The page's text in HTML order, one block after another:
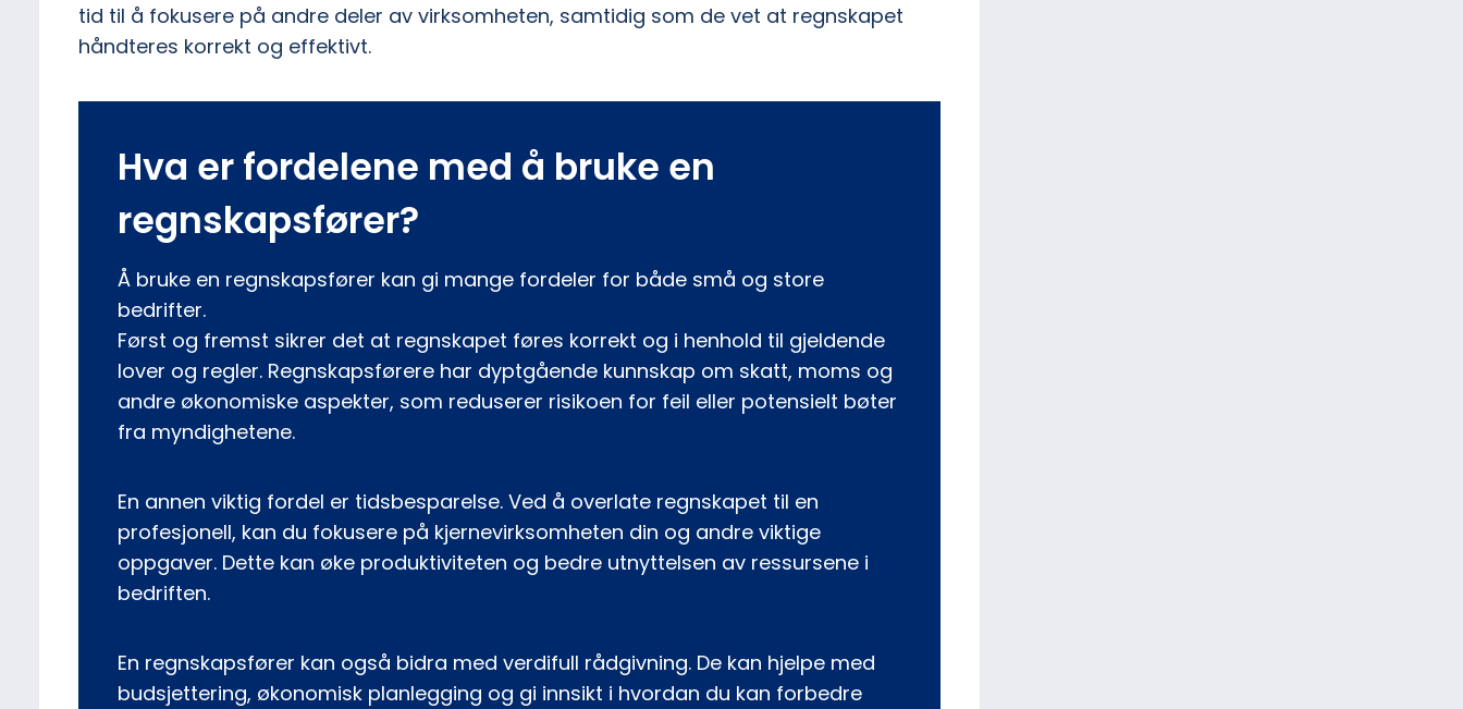
tid til å fokusere på andre deler av virksomheten, samtidig som de vet at regnskapet
håndteres korrekt og effektivt.
Hva er fordelene med å bruke en
regnskapsfører?
Å bruke en regnskapsfører kan gi mange fordeler for både små og store
bedrifter.
Først og fremst sikrer det at regnskapet føres korrekt og i henhold til gjeldende
lover og regler. Regnskapsførere har dyptgående kunnskap om skatt, moms og
andre økonomiske aspekter, som reduserer risikoen for feil eller potensielt bøter
fra myndighetene.
En annen viktig fordel er tidsbesparelse. Ved å overlate regnskapet til en
profesjonell, kan du fokusere på kjernevirksomheten din og andre viktige
oppgaver. Dette kan øke produktiviteten og bedre utnyttelsen av ressursene i
bedriften.
En regnskapsfører kan også bidra med verdifull rådgivning. De kan hjelpe med
budsjettering, økonomisk planlegging og gi innsikt i hvordan du kan forbedre